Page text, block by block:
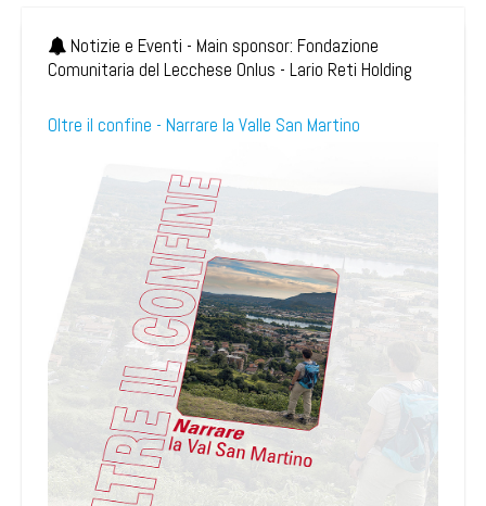
Notizie e Eventi - Main sponsor: Fondazione
Comunitaria del Lecchese Onlus - Lario Reti Holding
Oltre il confine - Narrare la Valle San Martino